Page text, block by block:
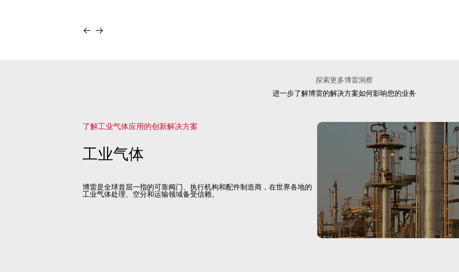
探索更多博雷洞察
进一步了解博雷的解决方案如何影响您的业务
了解工业气体应用的创新解决方案
工业气体
博雷是全球首屈一指的可靠阀门、执行机构和配件制造商，在世界各地的
工业气体处理、空分和运输领域备受信赖。